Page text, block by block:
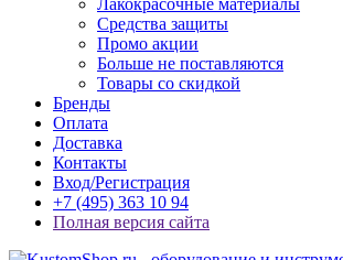
Лакокрасочные материалы
Средства защиты
Промо акции
Больше не поставляются
Товары со скидкой
Бренды
Оплата
Доставка
Контакты
Вход/Регистрация
+7 (495) 363 10 94
Полная версия сайта